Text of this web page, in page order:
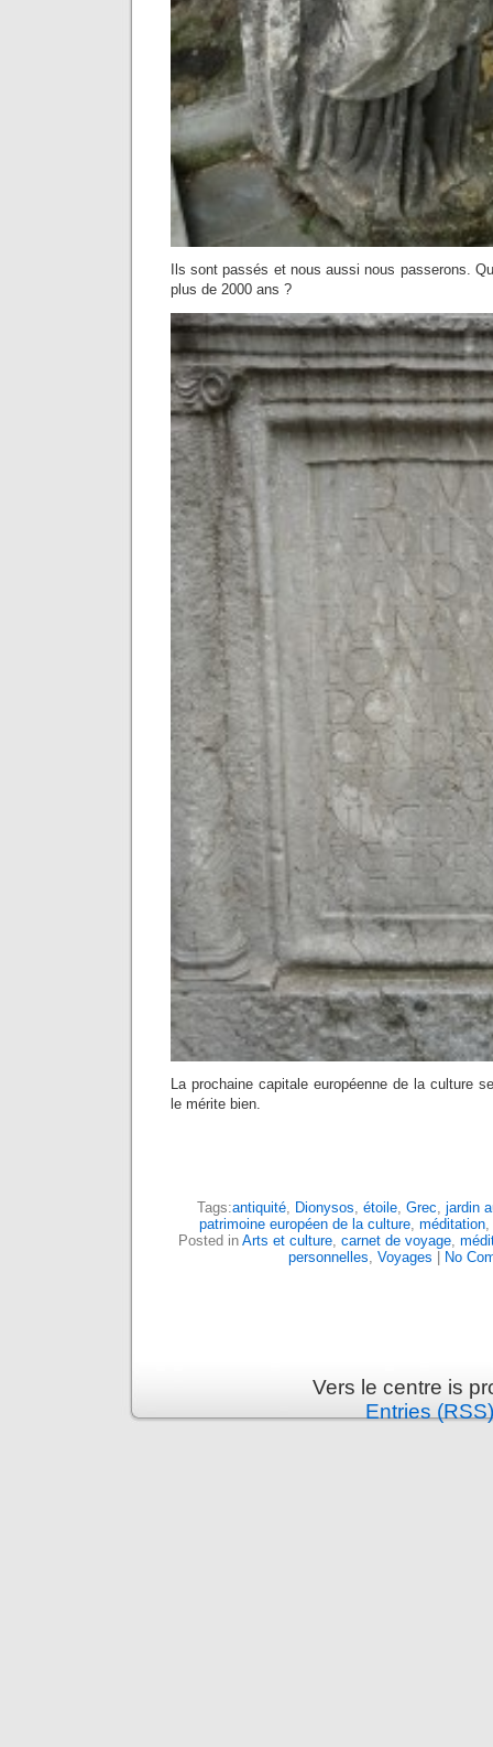
Ils sont passés et nous aussi nous passerons.
plus de 2000 ans ?
La prochaine capitale européenne de la culture
le mérite bien.
Tags:antiquité, Dionysos étoile, Grec jardin
patrimoine européen de la culture, méditation,
Posted in Arts et culture carnet de voyage
personnelles Voyages | No
Vers le centre is
Entries (RSS)